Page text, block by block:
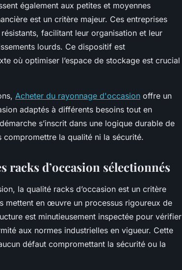
également aux petites et moyennes
est un critère majeur. Ces entreprises
facilitant leur organisation et leur
lourds. Ce dispositif est
où optimiser l’espace de stockage est crucial
Acheter du rayonnage d'occasion offre un
adaptés à différents besoins tout en
s’inscrit dans une logique durable de
la qualité ni la sécurité.
racks d’occasion sélectionnés
la qualité racks d’occasion est un critère
mettent en œuvre un processus rigoureux de
est minutieusement inspectée pour vérifier
aux normes industrielles en vigueur. Cette
défaut compromettant la sécurité ou la